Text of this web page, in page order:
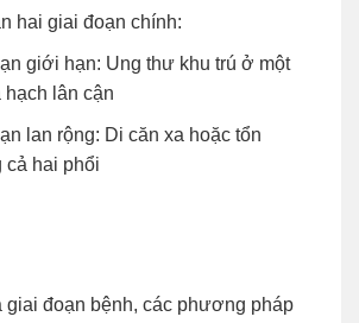
hai giai đoạn chính:
giới hạn: Ung thư khu trú ở một
hạch lân cận
lan rộng: Di căn xa hoặc tổn
hai phổi
giai đoạn bệnh, các phương pháp